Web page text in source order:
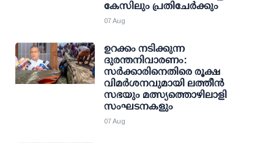
കേസിലും പ്രതിചേര്‍ക്കും
07 Aug
ഉറക്കം നടിക്കുന്ന
ദുരന്തനിവാരണം:
സര്‍ക്കാരിനെതിരെ രൂക്ഷ
വിമര്‍ശനവുമായി ലത്തീന്‍
സഭയും മത്സ്യത്തൊഴിലാളി
സംഘടനകളും
07 Aug